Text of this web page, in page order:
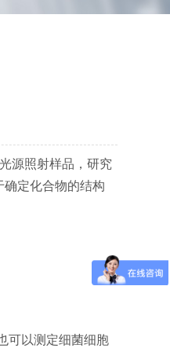
源照射样品，研究
定化合物的结构
可以测定细菌细胞